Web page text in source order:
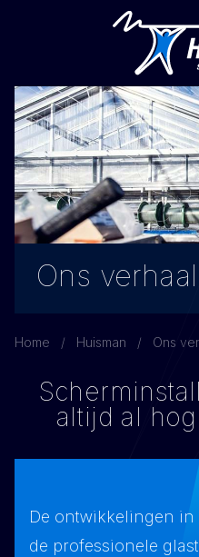
Ons verhaal
Home Huisman Ons
altijd al
De ontwikkelingen
de professionele